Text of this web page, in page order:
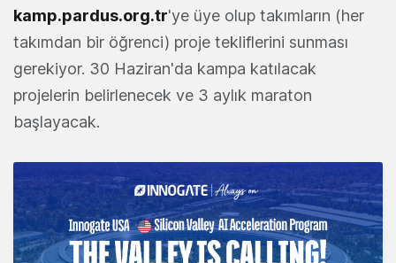
kamp.pardus.org.tr'ye üye olup takımların (her
takımdan bir öğrenci) proje tekliflerini sunması
gerekiyor. 30 Haziran'da kampa katılacak
projelerin belirlenecek ve 3 aylık maraton
başlayacak.